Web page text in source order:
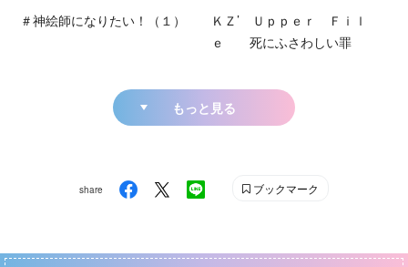
＃神絵師になりたい！（１）
ＫＺ’ Ｕｐｐｅｒ Ｆｉｌ
ｅ 死にふさわしい罪
もっと見る
share ブックマーク